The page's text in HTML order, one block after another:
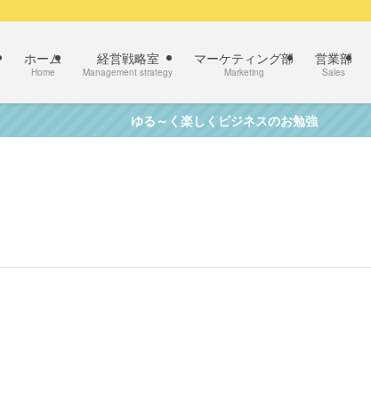
ホーム
Home
経営戦略室
Management strategy
マーケティング部
Marketing
営業部
Sales
ゆる～く楽しくビジネスのお勉強